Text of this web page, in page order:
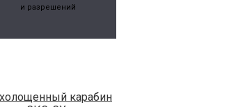
и разрешений